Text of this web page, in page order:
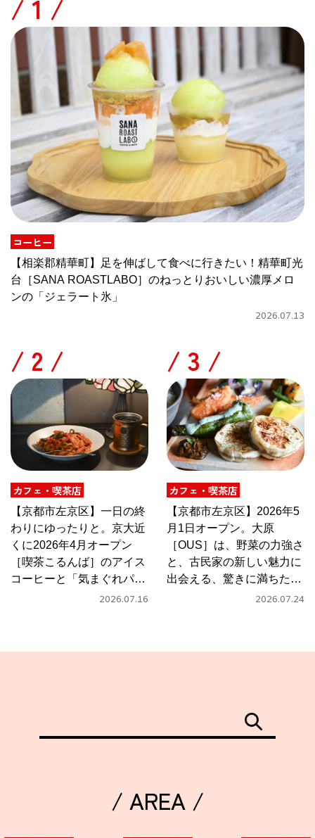
/
コーヒー
【相楽郡精華町】足を伸ばして食べに行きたい！精華町光
台［SANA ROASTLABO］のねっとりおいしい濃厚メロ
ンの「ジェラート氷」
2026.07.13
/
カフェ・喫茶店
【京都市左京区】一日の終
わりにゆったりと。京大近
くに2026年4月オープン
［喫茶こるんば］のアイス
コーヒーと「気まぐれパス
2026.07.16
/
カフェ・喫茶店
【京都市左京区】2026年5
月1日オープン。大原
［OUS］は、野菜の力強さ
と、古民家の新しい魅力に
出会える、驚きに満ちたカ
2026.07.24
/ AREA /